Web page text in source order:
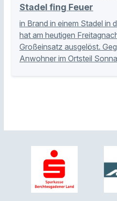
Stadel fing Feuer
in Brand in einem Stadel in
hat am heutigen
Großeinsatz ausgelöst.
Anwohner im Ortsteil